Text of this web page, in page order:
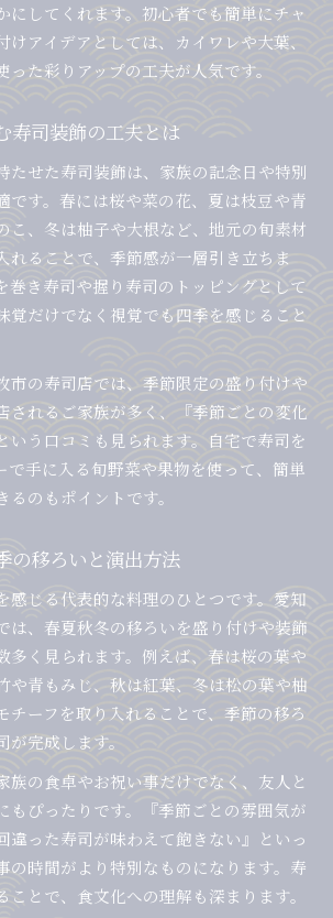
にしてくれます。初心者でも簡単にチャ
けアイデアとしては、カイワレや大葉、
った彩りアップの工夫が人気です。
寿司装飾の工夫とは
たせた寿司装飾は、家族の記念日や特別
です。春には桜や菜の花、夏は枝豆や青
こ、冬は柚子や大根など、地元の旬素材
れることで、季節感が一層引き立ちま
巻き寿司や握り寿司のトッピングとして
覚だけでなく視覚でも四季を感じること
市の寿司店では、季節限定の盛り付けや
されるご家族が多く、『季節ごとの変化
いう口コミも見られます。自宅で寿司を
で手に入る旬野菜や果物を使って、簡単
のもポイントです。
の移ろいと演出方法
感じる代表的な料理のひとつです。愛知
は、春夏秋冬の移ろいを盛り付けや装飾
多く見られます。例えば、春は桜の葉や
や青もみじ、秋は紅葉、冬は松の葉や柚
チーフを取り入れることで、季節の移ろ
完成します。
族の食卓やお祝い事だけでなく、友人と
もぴったりです。『季節ごとの雰囲気が
違った寿司が味わえて飽きない』といっ
の時間がより特別なものになります。寿
ことで、食文化への理解も深まります。